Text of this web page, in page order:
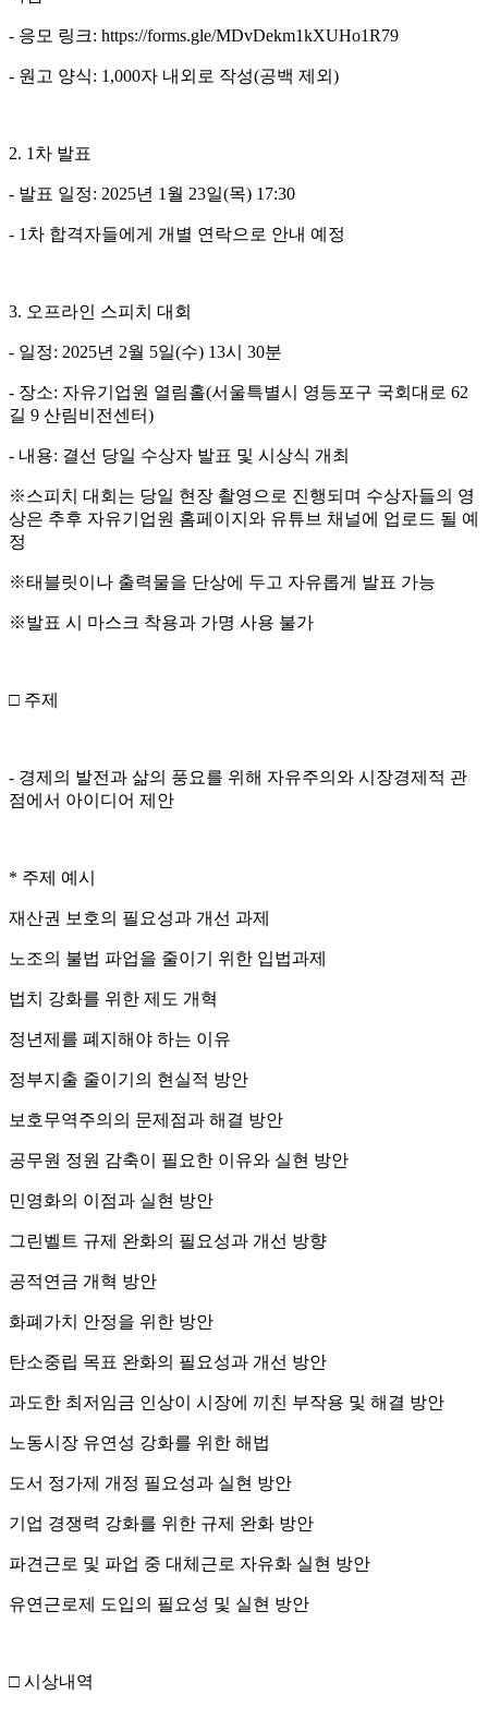
- 응모 링크: https://forms.gle/MDvDekm1kXUHo1R79
- 원고 양식: 1,000자 내외로 작성(공백 제외)
2. 1차 발표
- 발표 일정: 2025년 1월 23일(목) 17:30
- 1차 합격자들에게 개별 연락으로 안내 예정
3. 오프라인 스피치 대회
- 일정: 2025년 2월 5일(수) 13시 30분
- 장소: 자유기업원 열림홀(서울특별시 영등포구 국회대로 62
길 9 산림비전센터)
- 내용: 결선 당일 수상자 발표 및 시상식 개최
※스피치 대회는 당일 현장 촬영으로 진행되며 수상자들의 영
상은 추후 자유기업원 홈페이지와 유튜브 채널에 업로드 될 예
정
※태블릿이나 출력물을 단상에 두고 자유롭게 발표 가능
※발표 시 마스크 착용과 가명 사용 불가
□ 주제
- 경제의 발전과 삶의 풍요를 위해 자유주의와 시장경제적 관
점에서 아이디어 제안
* 주제 예시
재산권 보호의 필요성과 개선 과제
노조의 불법 파업을 줄이기 위한 입법과제
법치 강화를 위한 제도 개혁
정년제를 폐지해야 하는 이유
정부지출 줄이기의 현실적 방안
보호무역주의의 문제점과 해결 방안
공무원 정원 감축이 필요한 이유와 실현 방안
민영화의 이점과 실현 방안
그린벨트 규제 완화의 필요성과 개선 방향
공적연금 개혁 방안
화폐가치 안정을 위한 방안
탄소중립 목표 완화의 필요성과 개선 방안
과도한 최저임금 인상이 시장에 끼친 부작용 및 해결 방안
노동시장 유연성 강화를 위한 해법
도서 정가제 개정 필요성과 실현 방안
기업 경쟁력 강화를 위한 규제 완화 방안
파견근로 및 파업 중 대체근로 자유화 실현 방안
유연근로제 도입의 필요성 및 실현 방안
□ 시상내역